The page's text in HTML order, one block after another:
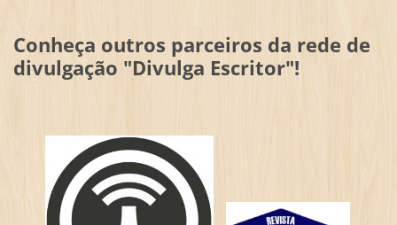
Conheça outros parceiros da rede de
divulgação "Divulga Escritor"!